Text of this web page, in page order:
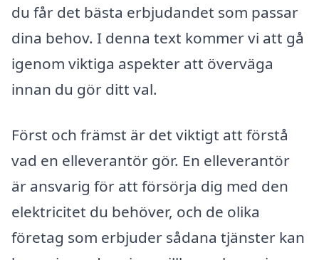
du får det bästa erbjudandet som passar
dina behov. I denna text kommer vi att gå
igenom viktiga aspekter att överväga
innan du gör ditt val.
Först och främst är det viktigt att förstå
vad en elleverantör gör. En elleverantör
är ansvarig för att försörja dig med den
elektricitet du behöver, och de olika
företag som erbjuder sådana tjänster kan